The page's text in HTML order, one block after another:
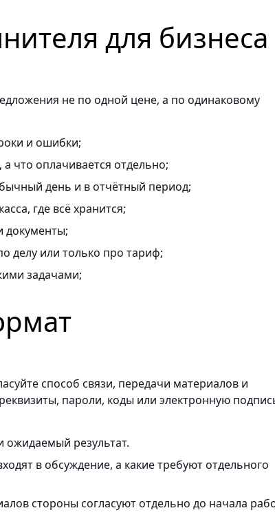
для бизнеса
не по одной цене, а по одинаковому
и ошибки;
что оплачивается отдельно;
день и в отчётный период;
где всё хранится;
документы;
делу или только про тариф;
задачами;
способ связи, передачи материалов и
пароли, коды или электронную
результат.
в обсуждение, а какие требуют отдельного
стороны согласуют отдельно до начала